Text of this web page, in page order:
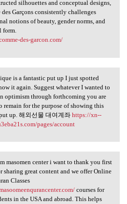
silhouettes and conceptual designs,
des Garçons consistently challenges
notions of beauty, gender norms, and
form.
des-garcon.com/
is a fantastic
is a fantastic put up I just spotted
it again. Suggest whatever I wanted to
optimism through forthcoming you are
remain for the purpose of showing this
up. 해외선물 대여계좌 https://xn--
pages/account
masomen center i
masomen center i want to thank you first
sharing great content and we offer Online
Classes
courses for
in the USA and abroad. This helps